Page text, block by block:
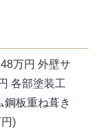
万円 外壁サ
各部塗装工
鋼板重ね葺き
)